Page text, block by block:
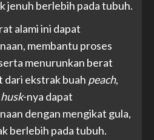
jenuh berlebih pada tubuh.
alami ini dapat
membantu proses
menurunkan berat
dari ekstrak buah peach,
-nya dapat
dengan mengikat gula,
berlebih pada tubuh.